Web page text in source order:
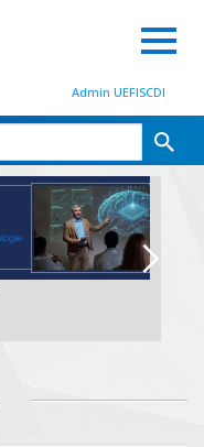
Admin UEFISCDI